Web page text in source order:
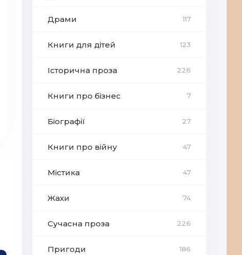
Драми 117
Книги для дітей 123
Історична проза 226
Книги про бізнес 7
Біографії 27
Книги про війну 47
Містика 47
Жахи 74
Сучасна проза 226
Пригоди 186